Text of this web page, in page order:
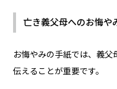
亡き義父母へのお悔や
お悔やみの手紙では、義
伝えることが重要です。